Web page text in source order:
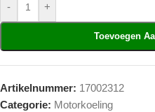
- +
Toevoegen
Artikelnummer: 17002312
Categorie: Motorkoeling